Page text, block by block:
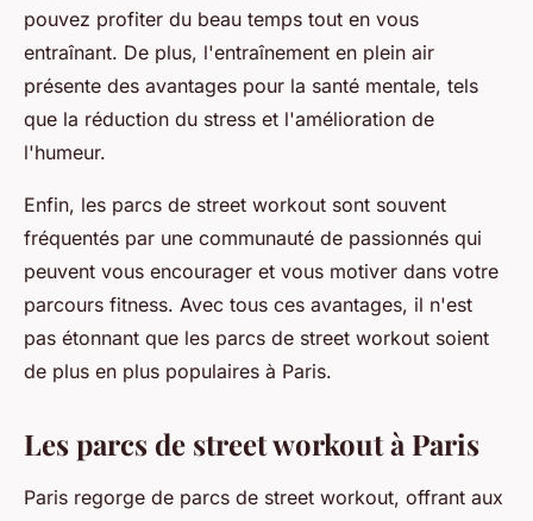
pouvez profiter du beau temps tout en vous
entraînant. De plus, l'entraînement en plein air
présente des avantages pour la santé mentale, tels
que la réduction du stress et l'amélioration de
l'humeur.
Enfin, les parcs de street workout sont souvent
fréquentés par une communauté de passionnés qui
peuvent vous encourager et vous motiver dans votre
parcours fitness. Avec tous ces avantages, il n'est
pas étonnant que les parcs de street workout soient
de plus en plus populaires à Paris.
Les parcs de street workout à Paris
Paris regorge de parcs de street workout, offrant aux